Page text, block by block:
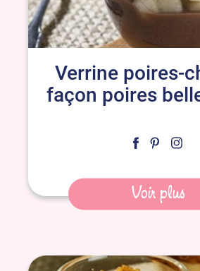
Verrine poires-
façon poires
Voir plus